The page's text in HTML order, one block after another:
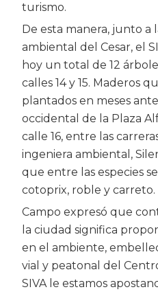
turismo.
De esta manera, junto a
ambiental del Cesar, el
hoy un total de 12
calles 14 y 15. Maderos
plantados en meses
occidental de la Plaza
calle 16, entre las
ingeniera ambiental,
que entre las especies
cotoprix, roble y carreto.
Campo expresó que
la ciudad significa
en el ambiente,
vial y peatonal del
SIVA le estamos